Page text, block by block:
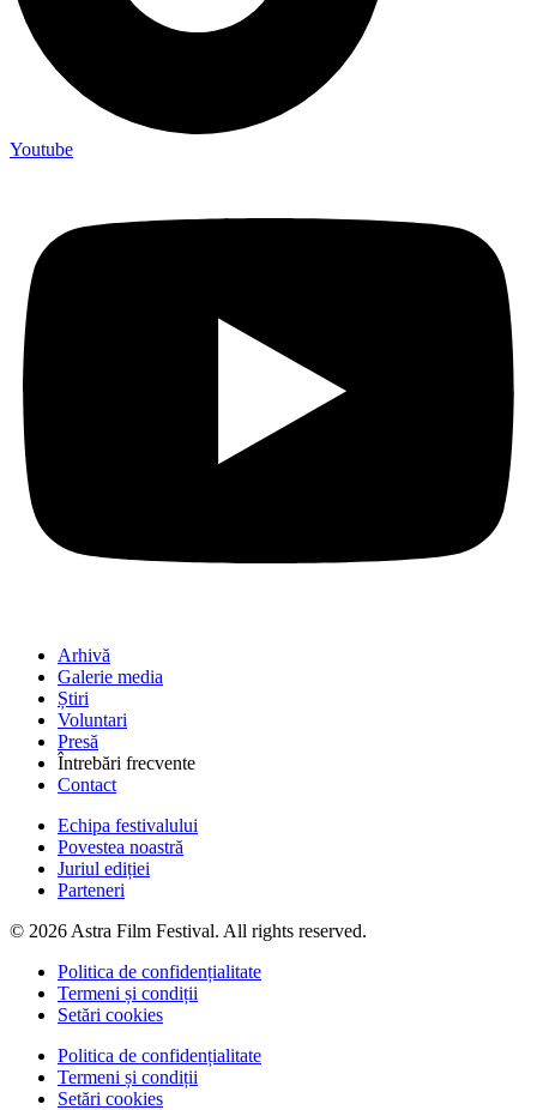
Youtube
Arhivă
Galerie media
Știri
Voluntari
Presă
Întrebări frecvente
Contact
Echipa festivalului
Povestea noastră
Juriul ediției
Parteneri
© 2026 Astra Film Festival. All rights reserved.
Politica de confidențialitate
Termeni și condiții
Setări cookies
Politica de confidențialitate
Termeni și condiții
Setări cookies